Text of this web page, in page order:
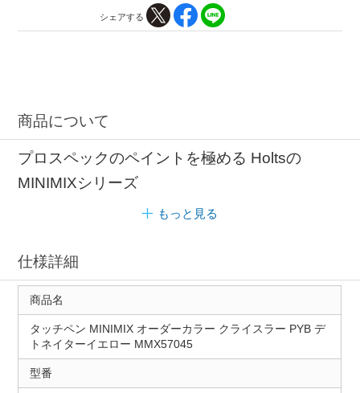
シェアする
商品について
プロスペックのペイントを極める Holtsの
MINIMIXシリーズ
もっと見る
仕様詳細
商品名
タッチペン MINIMIX オーダーカラー クライスラー PYB デ
トネイターイエロー MMX57045
型番